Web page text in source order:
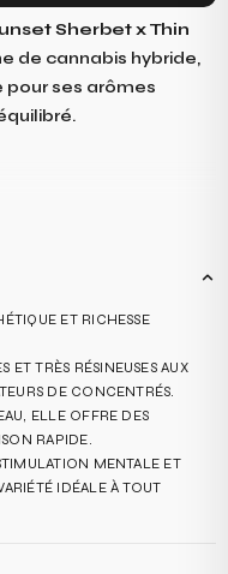
Sherbet x Thin
de cannabis hybride,
pour ses arômes
650 g/plant
Caryophyllène
ET RICHESSE
ET TRÈS RÉSINEUSES AUX
DE CONCENTRÉS.
ELLE OFFRE DES
RAPIDE.
MENTALE ET
IDÉALE À TOUT